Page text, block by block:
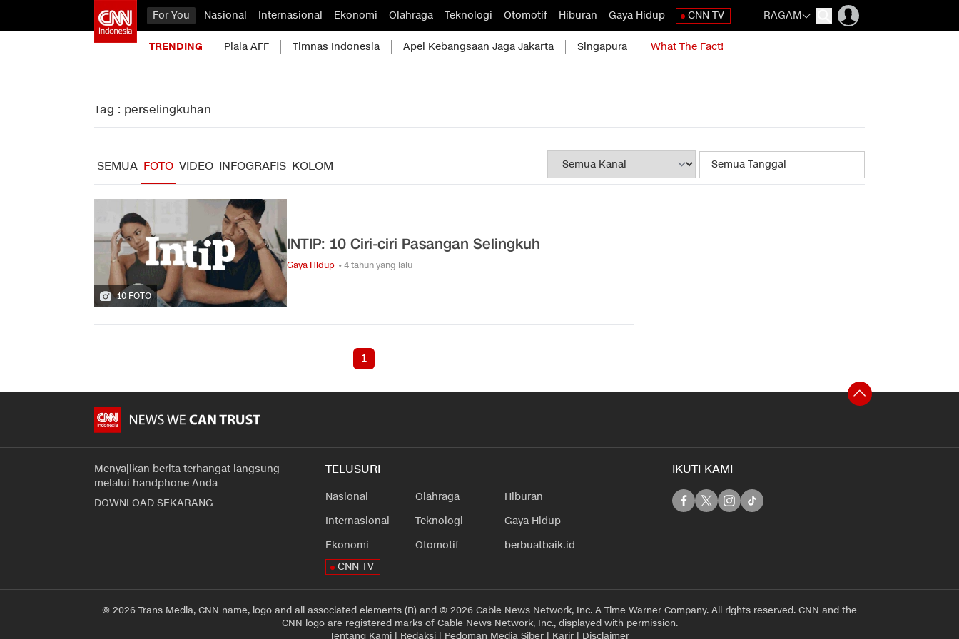
For You Nasional Internasional Ekonomi Olahraga Teknologi Otomotif Hiburan Gaya Hidup CNN TV RAGAM
TRENDING Piala AFF Timnas Indonesia Apel Kebangsaan Jaga Jakarta Singapura What The Fact!
Tag : perselingkuhan
SEMUA FOTO VIDEO INFOGRAFIS KOLOM
10 FOTO
INTIP: 10 Ciri-ciri Pasangan Selingkuh
Gaya Hidup • 4 tahun yang lalu
1
Menyajikan berita terhangat langsung
melalui handphone Anda
DOWNLOAD SEKARANG
TELUSURI
Nasional
Internasional
Ekonomi
Olahraga
Teknologi
Otomotif
Hiburan
Gaya Hidup
berbuatbaik.id
CNN TV
IKUTI KAMI
© 2026 Trans Media, CNN name, logo and all associated elements (R) and © 2026 Cable News Network, Inc. A Time Warner Company. All rights reserved. CNN and the
CNN logo are registered marks of Cable News Network, Inc., displayed with permission.
Tentang Kami | Redaksi | Pedoman Media Siber | Karir | Disclaimer